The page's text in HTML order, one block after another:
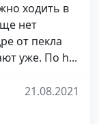
ходить в
нет
от пекла
уже. По h...
21.08.2021